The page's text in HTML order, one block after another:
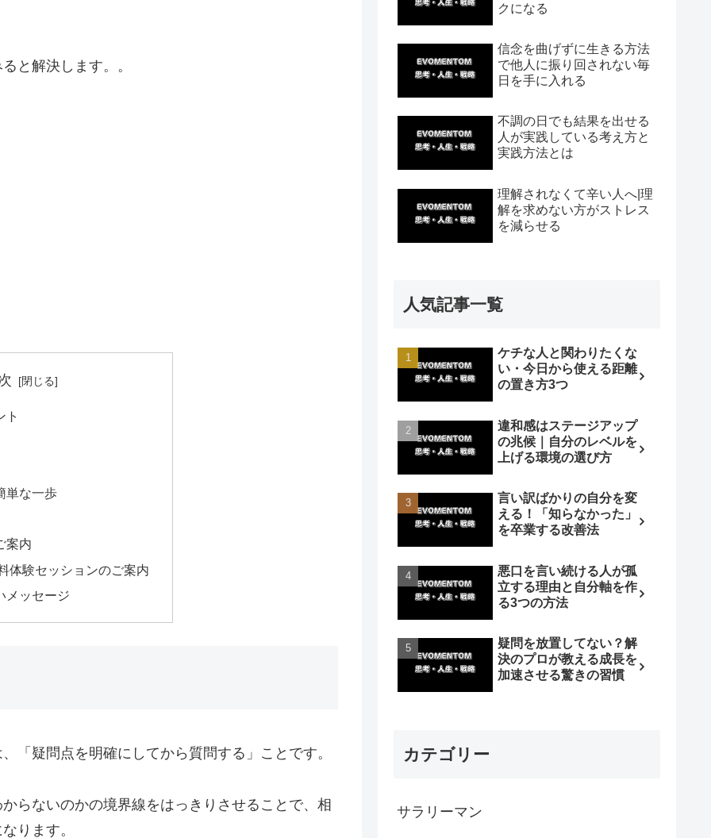
と解決します。。
ト
単な一歩
案内
体験セッションのご案内
メッセージ
「疑問点を明確にしてから質問する」ことです。
らないのかの境界線をはっきりさせることで、相
ります。
クになる
信念を曲げずに生きる方法
で他人に振り回されない毎
日を手に入れる
不調の日でも結果を出せる
人が実践している考え方と
実践方法とは
理解されなくて辛い人へ|理
解を求めない方がストレス
を減らせる
人気記事一覧
ケチな人と関わりたくな
い・今日から使える距離
の置き方3つ
違和感はステージアップ
の兆候｜自分のレベルを
上げる環境の選び方
言い訳ばかりの自分を変
える！「知らなかった」
を卒業する改善法
悪口を言い続ける人が孤
立する理由と自分軸を作
る3つの方法
疑問を放置してない？解
決のプロが教える成長を
加速させる驚きの習慣
カテゴリー
サラリーマン